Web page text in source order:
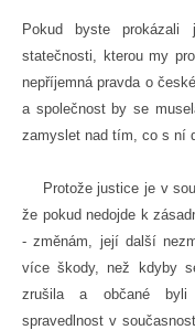
Pokud byste prokázali
statečnosti, kterou my
nepříjemná pravda o
a společnost by se
zamyslet nad tím, co s ní
Protože justice je v
že pokud nedojde k
- změnám, její další
více škody, než kdyby
zrušila a občané
spravedlnost v